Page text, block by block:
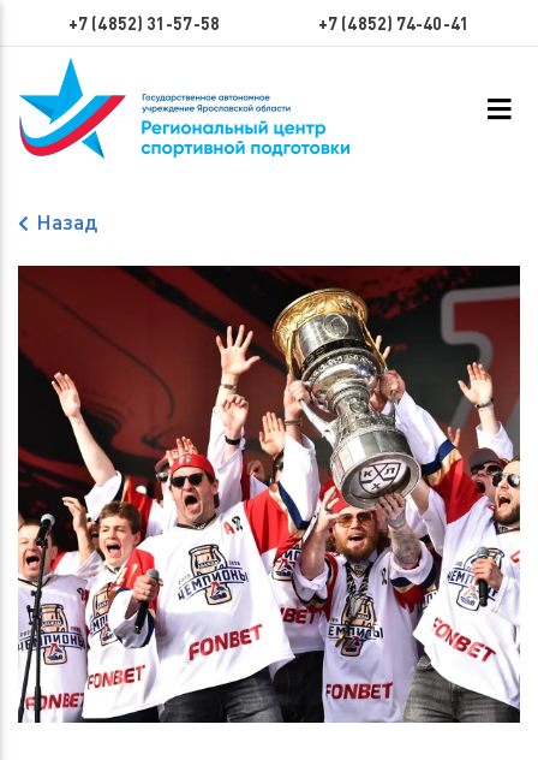
+7 (4852) 31-57-58 +7 (4852) 74-40-41
Назад